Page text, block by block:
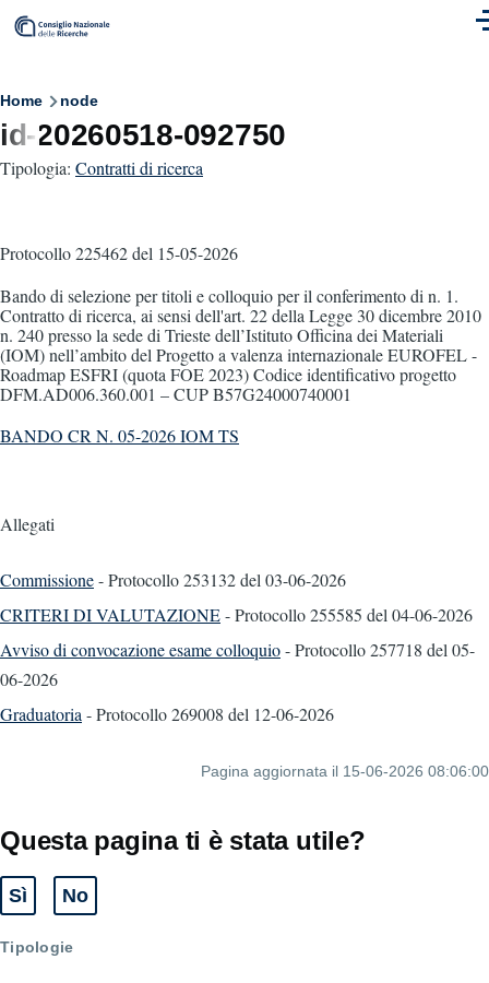
Skip to main content
Breadcrumb
Home node
id-20260518-092750
Tipologia: Contratti di ricerca
Protocollo 225462del 15-05-2026
Bando di selezione per titoli e colloquio per il conferimento di n. 1.
Contratto di ricerca, ai sensi dell'art. 22 della Legge 30 dicembre 2010
n. 240 presso la sede di Trieste dell’Istituto Officina dei Materiali
(IOM) nell’ambito del Progetto a valenza internazionale EUROFEL -
Roadmap ESFRI (quota FOE 2023) Codice identificativo progetto
DFM.AD006.360.001 – CUP B57G24000740001
BANDO CR N. 05-2026 IOM TS
Allegati
Commissione- Protocollo 253132del 03-06-2026
CRITERI DI VALUTAZIONE- Protocollo 255585 del 04-06-2026
Avviso di convocazione esame colloquio- Protocollo 257718 del 05-
06-2026
Graduatoria - Protocollo 269008 del 12-06-2026
Pagina aggiornata il 15-06-2026 08:06:00
Questa pagina ti è stata utile?
Sì
Tipologie